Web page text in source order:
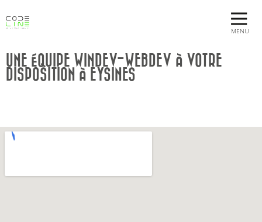
MENU
UNE ÉQUIPE WINDEV-WEBDEV À VOTRE
DISPOSITION À EYSINES